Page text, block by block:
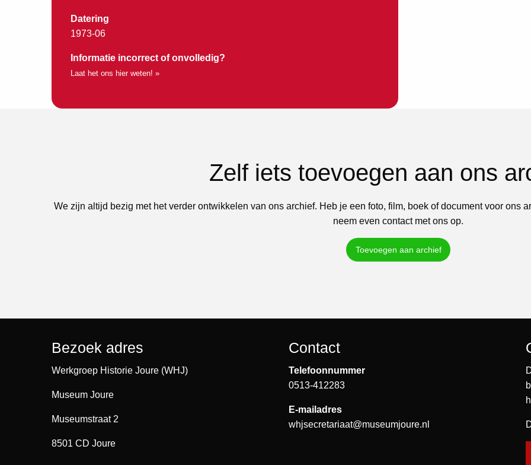
Datering
1973-06
Informatie incorrect of onvolledig?
Laat het ons hier weten! »
Zelf iets toevoegen aan ons
We zijn altijd bezig met het verder ontwikkelen van ons archief. Heb je een foto, film, boek of document voor ons
neem even contact met ons op.
Toevoegen aan archief
Bezoek adres
Werkgroep Historie Joure (WHJ)
Museum Joure
Museumstraat 2
8501 CD Joure
Contact
Telefoonnummer
0513-412283
E-mailadres
whjsecretariaat@museumjoure.nl